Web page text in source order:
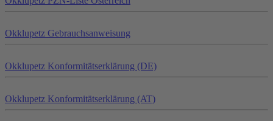
Okklupetz Gebrauchsanweisung
Okklupetz Konformitätserklärung (DE)
Okklupetz Konformitätserklärung (AT)